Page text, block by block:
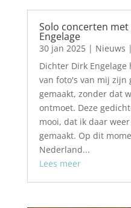
Solo concerten
Engelage
30 jan 2025| Nieuws
Dichter Dirk
van foto's van mij zijn
gemaakt, zonder dat
ontmoet. Deze
mooi, dat ik daar
gemaakt. Op dit
Nederland...
Lees meer